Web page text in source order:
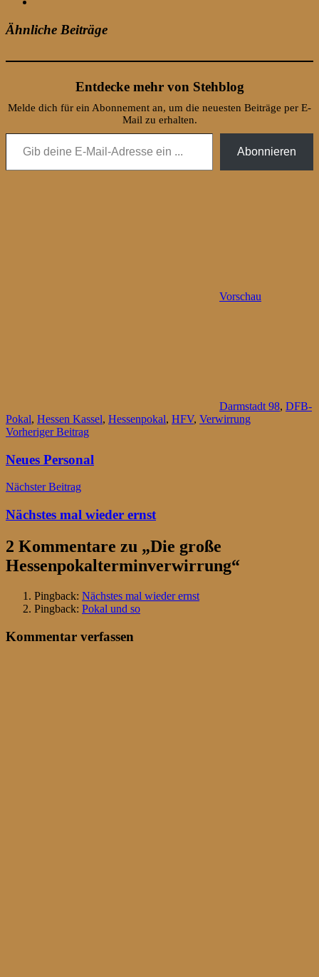
Ähnliche Beiträge
Entdecke mehr von Stehblog
Melde dich für ein Abonnement an, um die neuesten Beiträge per E-
Mail zu erhalten.
Gib deine E-Mail-Adresse ein ...
Abonnieren
Vorschau
Darmstadt 98, DFB-
Pokal, Hessen Kassel, Hessenpokal, HFV, Verwirrung
Beitragsnavigation
Vorheriger Beitrag
Neues Personal
Nächster Beitrag
Nächstes mal wieder ernst
2 Kommentare zu „Die große
Hessenpokalterminverwirrung“
Pingback: Nächstes mal wieder ernst
Pingback: Pokal und so
Kommentar verfassen